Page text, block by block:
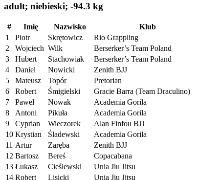
adult; niebieski; -94.3 kg
# Imię Nazwisko
Klub
1
Piotr Skrętowicz
Rio Grappling
2
Wojciech Wilk
Berserker’s Team Poland
3
Hubert Stachowiak
Berserker’s Team Poland
4
Daniel Nowicki
Zenith BJJ
5
Mateusz Topór
Pretorian
6
Robert Śmigielski
Gracie Barra (Team Draculino)
7
Paweł Nowak
Academia Gorila
8
Antoni Pikuła
Academia Gorila
9
Cyprian Wieczorek
Alan Finfou BJJ
10 Krystian Śladewski
Academia Gorila
11 Artur Zaręba
Zenith BJJ
12 Bartosz Bereś
Copacabana
13 Łukasz Cieślewski
Unia Jiu Jitsu
14 Robert Lisicki Unia Jiu Jitsu